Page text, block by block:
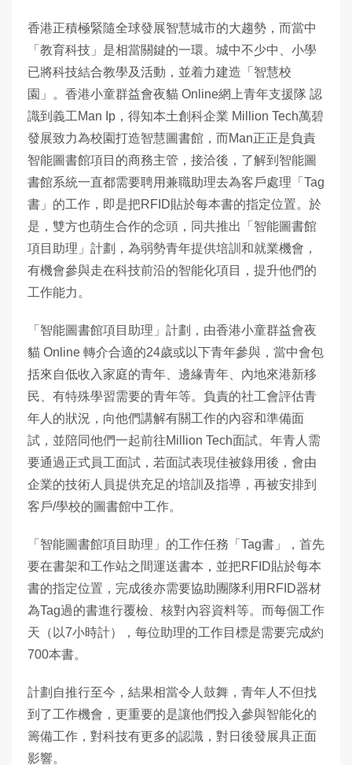
香港正積極緊隨全球發展智慧城市的大趨勢，而當中
「教育科技」是相當關鍵的一環。城中不少中、小學
已將科技結合教學及活動，並着力建造「智慧校
園」。香港小童群益會夜貓 Online網上青年支援隊 認
識到義工Man Ip，得知本土創科企業 Million Tech萬碧
發展致力為校園打造智慧圖書館，而Man正正是負責
智能圖書館項目的商務主管，接洽後，了解到智能圖
書館系統一直都需要聘用兼職助理去為客戶處理「Tag
書」的工作，即是把RFID貼於每本書的指定位置。於
是，雙方也萌生合作的念頭，同共推出「智能圖書館
項目助理」計劃，為弱勢青年提供培訓和就業機會，
有機會參與走在科技前沿的智能化項目，提升他們的
工作能力。
「智能圖書館項目助理」計劃，由香港小童群益會夜
貓 Online 轉介合適的24歲或以下青年參與，當中會包
括來自低收入家庭的青年、邊緣青年、內地來港新移
民、有特殊學習需要的青年等。負責的社工會評估青
年人的狀況，向他們講解有關工作的內容和準備面
試，並陪同他們一起前往Million Tech面試。年青人需
要通過正式員工面試，若面試表現佳被錄用後，會由
企業的技術人員提供充足的培訓及指導，再被安排到
客戶/學校的圖書館中工作。
「智能圖書館項目助理」的工作任務「Tag書」，首先
要在書架和工作站之間運送書本，並把RFID貼於每本
書的指定位置，完成後亦需要協助團隊利用RFID器材
為Tag過的書進行覆檢、核對內容資料等。而每個工作
天（以7小時計），每位助理的工作目標是需要完成約
700本書。
計劃自推行至今，結果相當令人鼓舞，青年人不但找
到了工作機會，更重要的是讓他們投入參與智能化的
籌備工作，對科技有更多的認識，對日後發展具正面
影響。